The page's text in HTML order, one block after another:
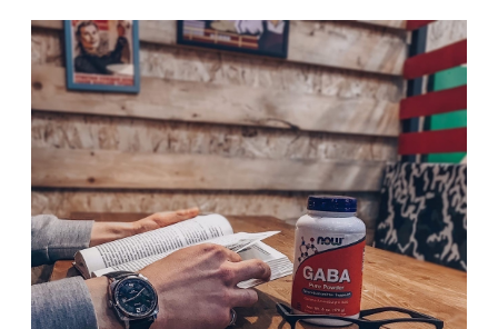
Казеин
Многокомпонентный и яичный протеин
Растительный протеин
Снижение веса
НАЗАД
Жиросжигатели